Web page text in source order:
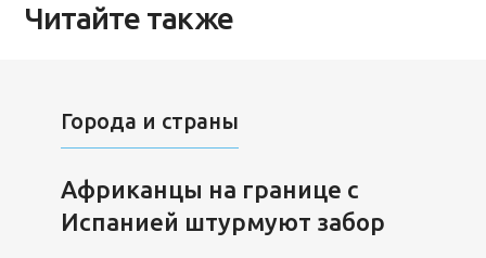
Читайте также
Города и страны
Африканцы на границе с
Испанией штурмуют забор